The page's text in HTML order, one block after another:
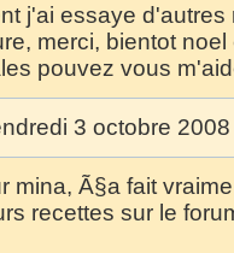
j'ai essaye
merci, bientot
pouvez vous
3 octobre
mina, Ã§a fait
recettes sur le